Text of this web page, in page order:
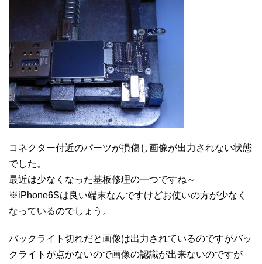
コネクター付近のパーツが損傷し画像が出力されない状態
でした。
最近は少なくなった基板修理の一つですね～
※iPhone6Sは良い端末なんですけどお使いの方が少なく
なっているのでしょう。
バックライト切れだと画像は出力されているのですがバッ
クライトが点かないので画像の認識が出来ないのですが